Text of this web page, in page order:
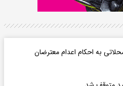
به احکام اعدام معترضان